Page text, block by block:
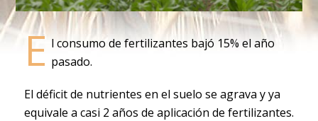
E l consumo de fertilizantes bajó 15% el año
pasado.
El déficit de nutrientes en el suelo se agrava y ya
equivale a casi 2 años de aplicación de fertilizantes.